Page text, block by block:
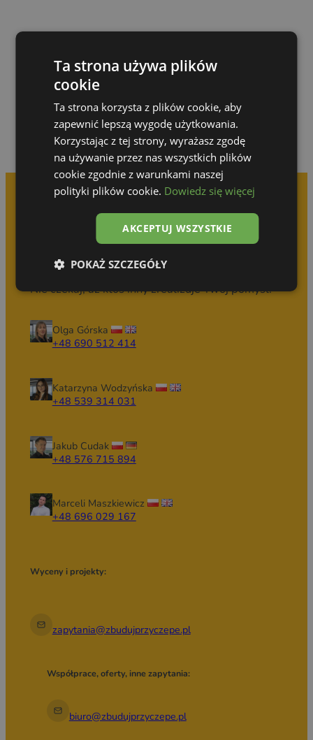
Przejdź do galerii
Umów się na
bezpłatną konsultację
Nie czekaj, aż ktoś inny zrealizuje Twój pomysł!
Olga Górska
+48 690 512 414
Katarzyna Wodzyńska
+48 539 314 031
Jakub Cudak
+48 576 715 894
Marceli Maszkiewicz
+48 696 029 167
Wyceny i projekty:
zapytania@zbudujprzyczepe.pl
Współprace, oferty, inne zapytania:
biuro@zbudujprzyczepe.pl
Ta strona używa plików
cookie
Ta strona korzysta z plików cookie, aby
zapewnić lepszą wygodę użytkowania.
Korzystając z tej strony, wyrażasz zgodę
na używanie przez nas wszystkich plików
cookie zgodnie z warunkami naszej
polityki plików cookie. Dowiedz się więcej
AKCEPTUJ WSZYSTKIE
POKAŻ SZCZEGÓŁY